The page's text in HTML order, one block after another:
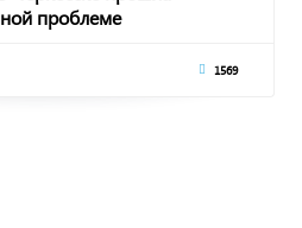
проблеме
1569